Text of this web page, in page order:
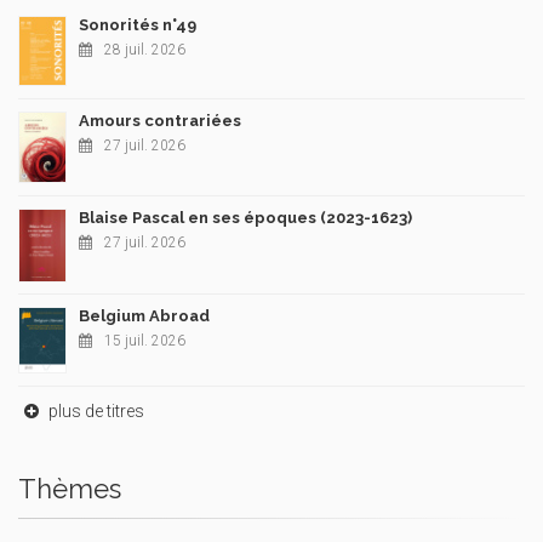
Sonorités n°49
28 juil. 2026
Amours contrariées
27 juil. 2026
Blaise Pascal en ses époques (2023-1623)
27 juil. 2026
Belgium Abroad
15 juil. 2026
plus de titres
Thèmes